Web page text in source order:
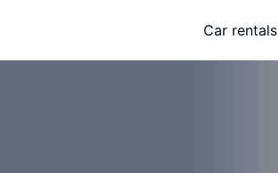
Car rentals